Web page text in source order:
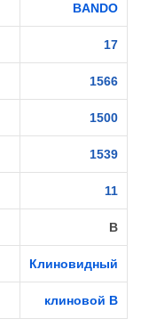
BANDO
17
1566
1500
1539
11
B
Клиновидный
клиновой B